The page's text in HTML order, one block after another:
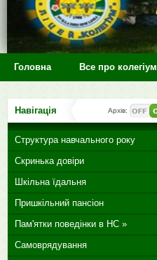
Головна Все про колегіум
Навігація Архів:
Структура навчального року
Скринька довіри
Шкільна їдальня
Пришкільний пансіон
Пам'ятки поведінки в НС »
Самоврядування